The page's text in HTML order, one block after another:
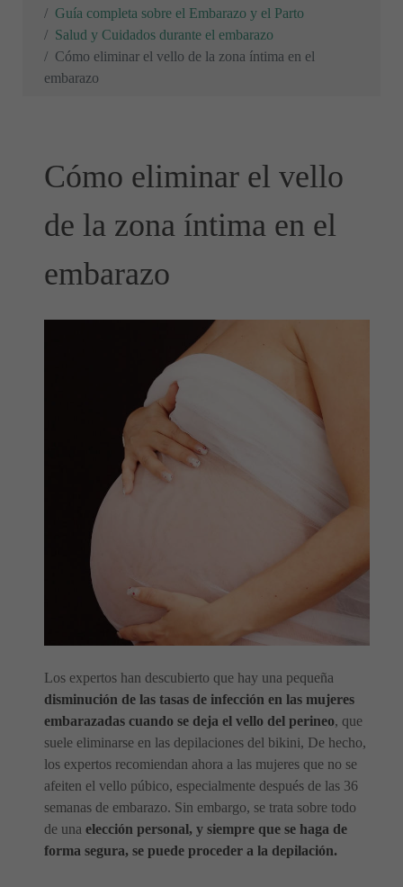
Guía completa sobre el Embarazo y el Parto
Salud y Cuidados durante el embarazo
Cómo eliminar el vello de la zona íntima en el
embarazo
Cómo eliminar el vello
de la zona íntima en el
embarazo
Los expertos han descubierto que hay una pequeña
disminución de las tasas de infección en las mujeres
embarazadas cuando se deja el vello del perineo, que
suele eliminarse en las depilaciones del bikini, De hecho,
los expertos recomiendan ahora a las mujeres que no se
afeiten el vello púbico, especialmente después de las 36
semanas de embarazo. Sin embargo, se trata sobre todo
de una elección personal, y siempre que se haga de
forma segura, se puede proceder a la depilación.